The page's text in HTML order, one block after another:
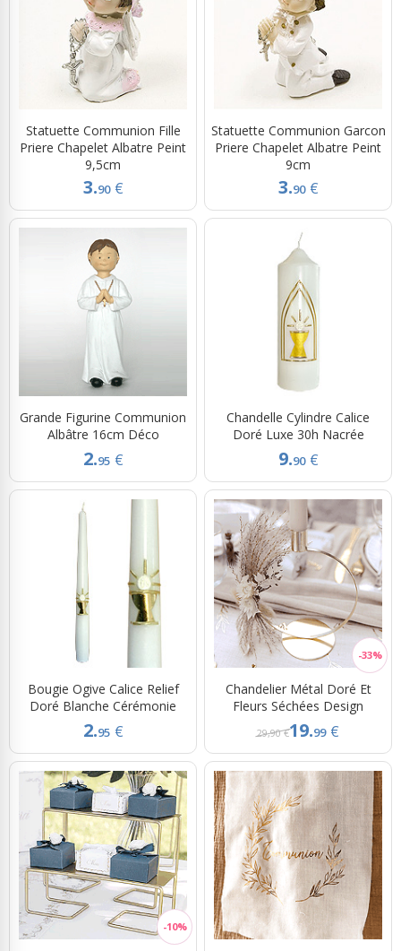
Statuette Communion Fille
Priere Chapelet Albatre Peint
9,5cm
3.90 €
Statuette Communion Garcon
Priere Chapelet Albatre Peint
9cm
3.90 €
Grande Figurine Communion
Albâtre 16cm Déco
2.95 €
Chandelle Cylindre Calice
Doré Luxe 30h Nacrée
9.90 €
Bougie Ogive Calice Relief
Doré Blanche Cérémonie
2.95 €
Chandelier Métal Doré Et
Fleurs Séchées Design
29,90 €19.99 €